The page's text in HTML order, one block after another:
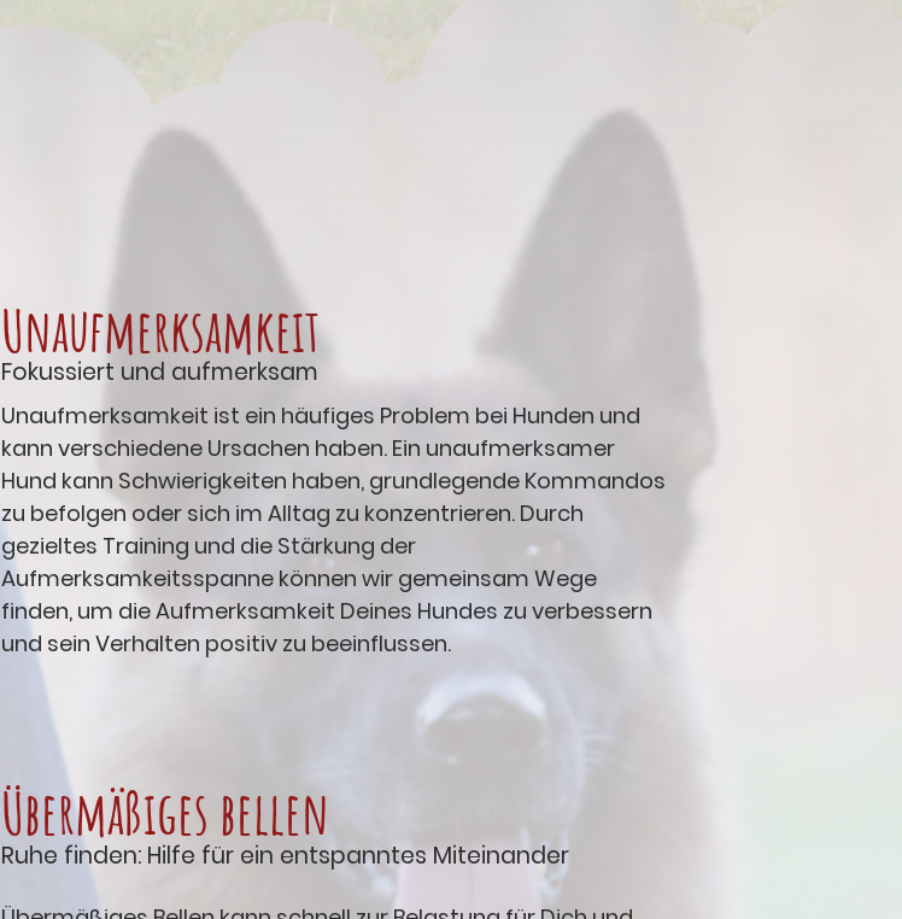
Unaufmerksamkeit
Fokussiert und aufmerksam
Unaufmerksamkeit ist ein häufiges Problem bei Hunden und
kann verschiedene Ursachen haben. Ein unaufmerksamer
Hund kann Schwierigkeiten haben, grundlegende Kommandos
zu befolgen oder sich im Alltag zu konzentrieren. Durch
gezieltes Training und die Stärkung der
Aufmerksamkeitsspanne können wir gemeinsam Wege
finden, um die Aufmerksamkeit Deines Hundes zu verbessern
und sein Verhalten positiv zu beeinflussen.
Übermäßiges bellen
Ruhe finden: Hilfe für ein entspanntes Miteinander